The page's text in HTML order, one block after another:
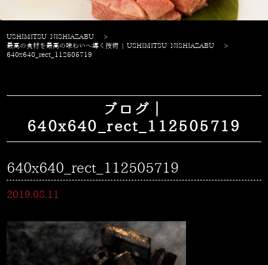
USHIMITSU NISHIAZABU
>
最高の食材を最高の味わいへ導く技術 | USHIMITSU NISHIAZABU
>
640x640_rect_112505719
ブログ｜
640x640_rect_112505719
640x640_rect_112505719
2019.08.11